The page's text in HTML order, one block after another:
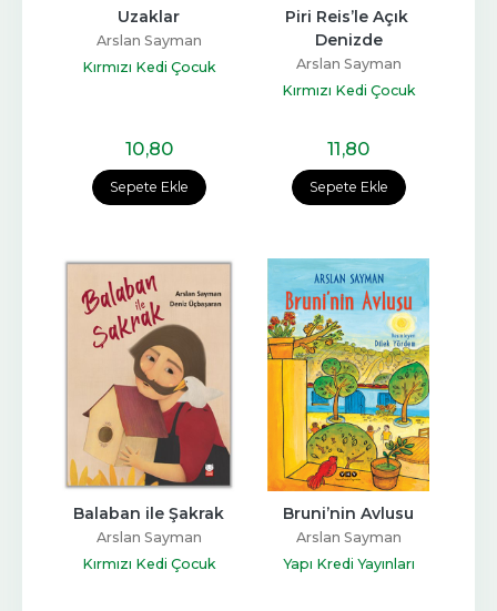
Sepete Ekle
Uzaklar
Arslan Sayman
Kırmızı Kedi Çocuk
10,80
Sepete Ekle
Piri Reis’le Açık
Denizde
Arslan Sayman
Kırmızı Kedi Çocuk
11,80
Balaban ile Şakrak
Arslan Sayman
Kırmızı Kedi Çocuk
Bruni’nin Avlusu
Arslan Sayman
Yapı Kredi Yayınları